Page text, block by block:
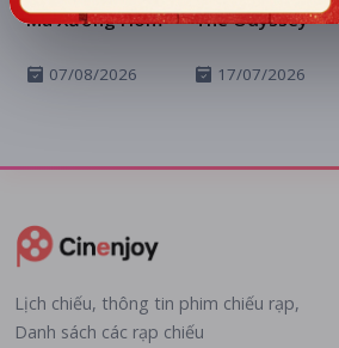
Ma Xưởng Hòm
07/08/2026
The Odyssey
17/07/2026
Lịch chiếu, thông tin phim chiếu rạp,
Danh sách các rạp chiếu